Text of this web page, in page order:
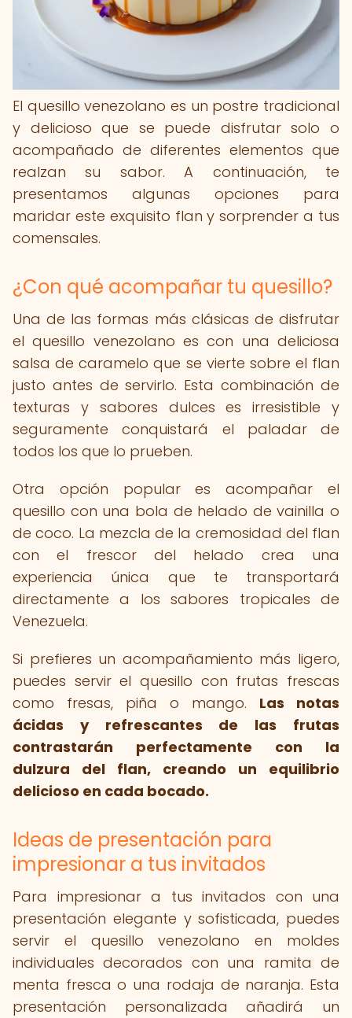
El quesillo venezolano es un postre tradicional
y delicioso que se puede disfrutar solo o
acompañado de diferentes elementos que
realzan su sabor. A continuación, te
presentamos algunas opciones para
maridar este exquisito flan y sorprender a tus
comensales.
¿Con qué acompañar tu quesillo?
Una de las formas más clásicas de disfrutar
el quesillo venezolano es con una deliciosa
salsa de caramelo que se vierte sobre el flan
justo antes de servirlo. Esta combinación de
texturas y sabores dulces es irresistible y
seguramente conquistará el paladar de
todos los que lo prueben.
Otra opción popular es acompañar el
quesillo con una bola de helado de vainilla o
de coco. La mezcla de la cremosidad del flan
con el frescor del helado crea una
experiencia única que te transportará
directamente a los sabores tropicales de
Venezuela.
Si prefieres un acompañamiento más ligero,
puedes servir el quesillo con frutas frescas
como fresas, piña o mango. Las notas
ácidas y refrescantes de las frutas
contrastarán perfectamente con la
dulzura del flan, creando un equilibrio
delicioso en cada bocado.
Ideas de presentación para
impresionar a tus invitados
Para impresionar a tus invitados con una
presentación elegante y sofisticada, puedes
servir el quesillo venezolano en moldes
individuales decorados con una ramita de
menta fresca o una rodaja de naranja. Esta
presentación personalizada añadirá un